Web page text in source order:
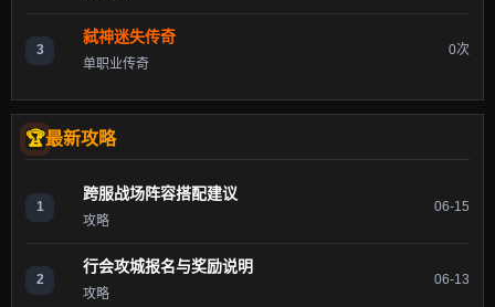
3
弑神迷失传奇
单职业传奇
0次
最新攻略
1
跨服战场阵容搭配建议
攻略
06-15
2
行会攻城报名与奖励说明
攻略
06-13